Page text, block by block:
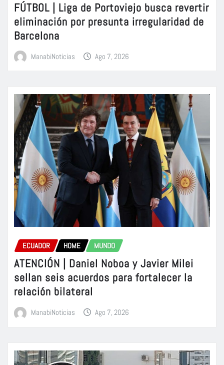
FÚTBOL | Liga de Portoviejo busca revertir
eliminación por presunta irregularidad de
Barcelona
ManabiNoticias Ago 7, 2026
ECUADOR HOME MUNDO
ATENCIÓN | Daniel Noboa y Javier Milei
sellan seis acuerdos para fortalecer la
relación bilateral
ManabiNoticias Ago 7, 2026